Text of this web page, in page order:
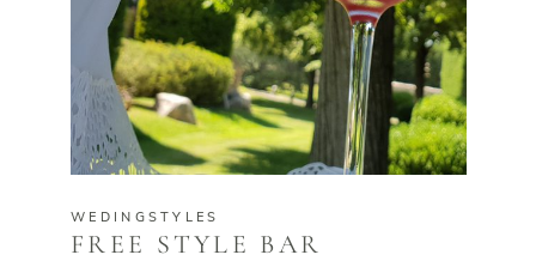
WEDINGSTYLES
FREE STYLE BAR